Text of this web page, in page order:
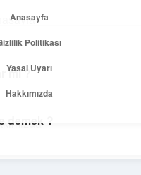
Uyarı
mı ?
demek ?
Anasayfa
Politikası
Yasal Uyarı
Hakkımızda